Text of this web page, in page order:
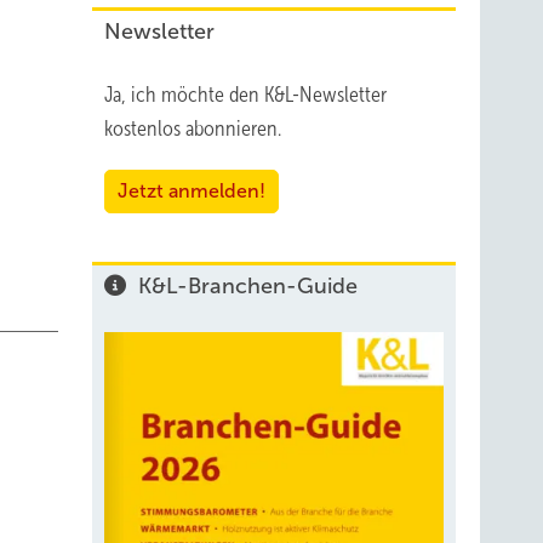
Newsletter
Ja, ich möchte den K&L-Newsletter
kostenlos abonnieren.
Jetzt anmelden!
K&L-Branchen-Guide